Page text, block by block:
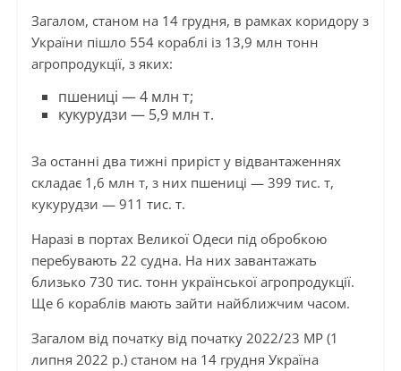
Загалом, станом на 14 грудня, в рамках коридору з
України пішло 554 кораблі із 13,9 млн тонн
агропродукції, з яких:
пшениці — 4 млн т;
кукурудзи — 5,9 млн т.
За останні два тижні приріст у відвантаженнях
складає 1,6 млн т, з них пшениці — 399 тис. т,
кукурудзи — 911 тис. т.
Наразі в портах Великої Одеси під обробкою
перебувають 22 судна. На них завантажать
близько 730 тис. тонн української агропродукції.
Ще 6 кораблів мають зайти найближчим часом.
Загалом від початку від початку 2022/23 МР (1
липня 2022 р.) станом на 14 грудня Україна